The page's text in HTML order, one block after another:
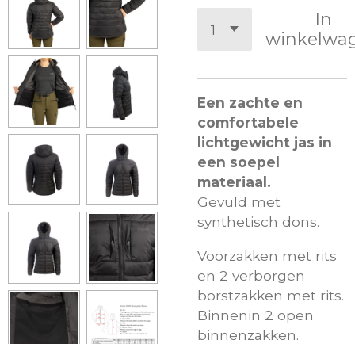
In
Een zachte en
comfortabele
lichtgewicht jas in
een soepel
materiaal.
Gevuld met
synthetisch dons.
Voorzakken met rits
en 2 verborgen
borstzakken met rits.
Binnenin 2 open
binnenzakken.